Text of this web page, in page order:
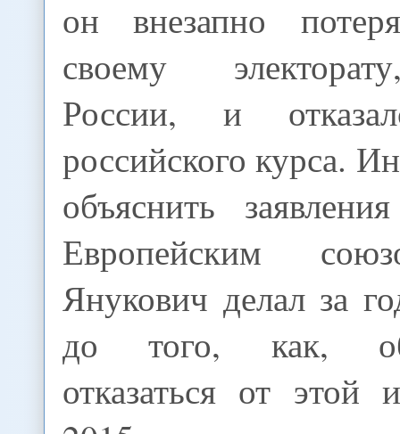
он внезапно
своему
России, и
российского курса.
объяснить
Европейским
Янукович делал за
до того, как,
отказаться от этой